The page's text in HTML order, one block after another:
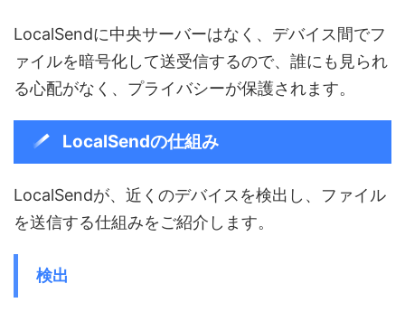
LocalSendに中央サーバーはなく、デバイス間でフ
ァイルを暗号化して送受信するので、誰にも見られ
る心配がなく、プライバシーが保護されます。
LocalSendの仕組み
LocalSendが、近くのデバイスを検出し、ファイル
を送信する仕組みをご紹介します。
検出